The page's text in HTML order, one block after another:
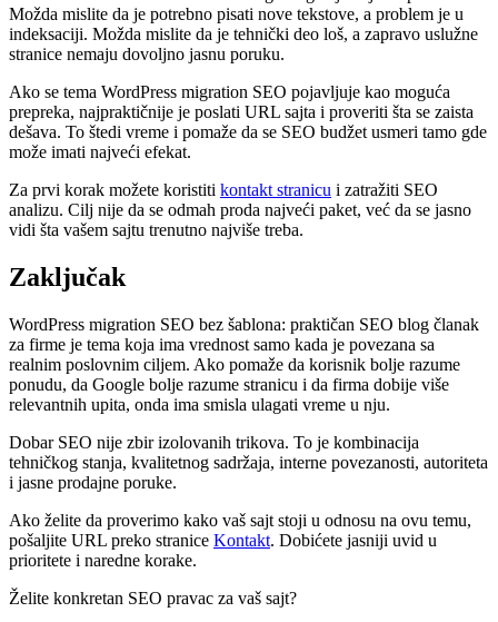
Možda mislite da je potrebno pisati nove tekstove, a problem je u
indeksaciji. Možda mislite da je tehnički deo loš, a zapravo uslužne
stranice nemaju dovoljno jasnu poruku.
Ako se tema WordPress migration SEO pojavljuje kao moguća
prepreka, najpraktičnije je poslati URL sajta i proveriti šta se zaista
dešava. To štedi vreme i pomaže da se SEO budžet usmeri tamo gde
može imati najveći efekat.
Za prvi korak možete koristiti kontakt stranicu i zatražiti SEO
analizu. Cilj nije da se odmah proda najveći paket, već da se jasno
vidi šta vašem sajtu trenutno najviše treba.
Zaključak
WordPress migration SEO bez šablona: praktičan SEO blog članak
za firme je tema koja ima vrednost samo kada je povezana sa
realnim poslovnim ciljem. Ako pomaže da korisnik bolje razume
ponudu, da Google bolje razume stranicu i da firma dobije više
relevantnih upita, onda ima smisla ulagati vreme u nju.
Dobar SEO nije zbir izolovanih trikova. To je kombinacija
tehničkog stanja, kvalitetnog sadržaja, interne povezanosti, autoriteta
i jasne prodajne poruke.
Ako želite da proverimo kako vaš sajt stoji u odnosu na ovu temu,
pošaljite URL preko stranice Kontakt. Dobićete jasniji uvid u
prioritete i naredne korake.
Želite konkretan SEO pravac za vaš sajt?